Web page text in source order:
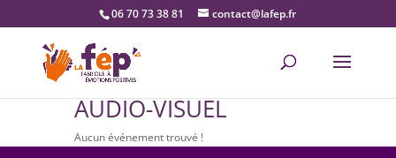
06 70 73 38 81 contact@lafep.fr
AUDIO-VISUEL
Aucun événement trouvé !